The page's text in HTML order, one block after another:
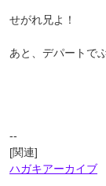
せがれ兄よ！
あと、デパートで
--
[関連]
ハガキアーカイブ